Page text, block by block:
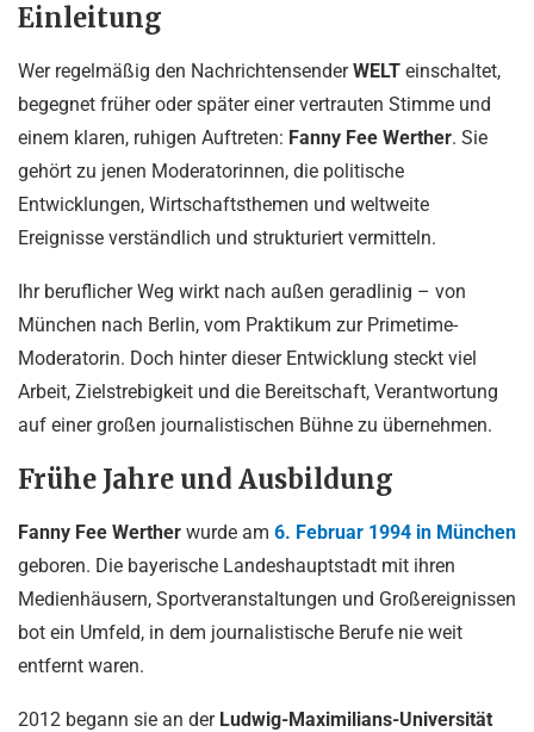
Einleitung
Wer regelmäßig den NachrichtensenderWELT einschaltet,
begegnet früher oder später einer vertrauten Stimme und
einem klaren, ruhigen Auftreten: Fanny Fee Werther. Sie
gehört zu jenen Moderatorinnen, die politische
Entwicklungen, Wirtschaftsthemen und weltweite
Ereignisse verständlich und strukturiert vermitteln.
Ihr beruflicher Weg wirkt nach außen geradlinig – von
München nach Berlin, vom Praktikum zur Primetime-
Moderatorin. Doch hinter dieser Entwicklung steckt viel
Arbeit, Zielstrebigkeit und die Bereitschaft, Verantwortung
auf einer großen journalistischen Bühne zu übernehmen.
Frühe Jahre und Ausbildung
Fanny Fee Werther wurde am 6. Februar 1994 in München
geboren. Die bayerische Landeshauptstadt mit ihren
Medienhäusern, Sportveranstaltungen und Großereignissen
bot ein Umfeld, in dem journalistische Berufe nie weit
entfernt waren.
2012 begann sie an der Ludwig-Maximilians-Universität